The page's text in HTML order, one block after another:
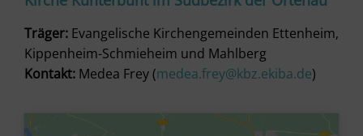
Träger: Evangelische Kirchengemeinden Ettenheim,
Kippenheim-Schmieheim und Mahlberg
Kontakt: Medea Frey (medea.frey@kbz.ekiba.de)